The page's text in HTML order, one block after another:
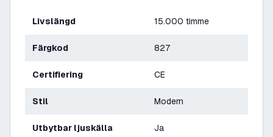
Livslängd 15.000 timme
Färgkod 827
Certifiering CE
Stil Modern
Utbytbar ljuskälla Ja